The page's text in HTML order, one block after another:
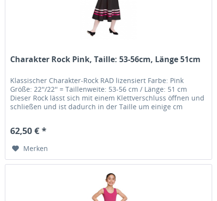
Charakter Rock Pink, Taille: 53-56cm, Länge 51cm
Klassischer Charakter-Rock RAD lizensiert Farbe: Pink
Größe: 22''/22'' = Taillenweite: 53-56 cm / Länge: 51 cm
Dieser Rock lässt sich mit einem Klettverschluss öffnen und
schließen und ist dadurch in der Taille um einige cm
62,50 € *
Merken